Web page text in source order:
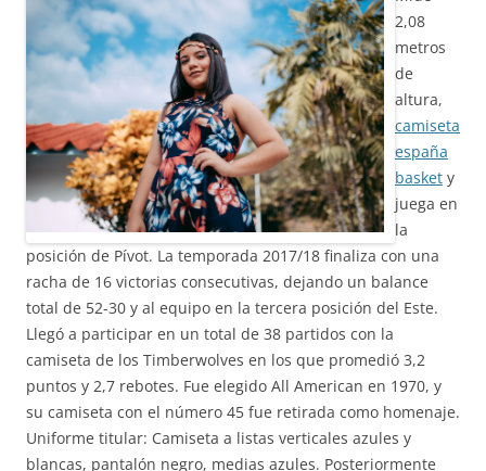
2,08
metros
de
altura,
camiseta
españa
basket y
juega en
la
posición de Pívot. La temporada 2017/18 finaliza con una
racha de 16 victorias consecutivas, dejando un balance
total de 52-30 y al equipo en la tercera posición del Este.
Llegó a participar en un total de 38 partidos con la
camiseta de los Timberwolves en los que promedió 3,2
puntos y 2,7 rebotes. Fue elegido All American en 1970, y
su camiseta con el número 45 fue retirada como homenaje.
Uniforme titular: Camiseta a listas verticales azules y
blancas, pantalón negro, medias azules. Posteriormente